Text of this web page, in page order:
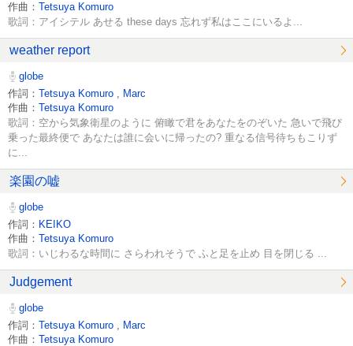
作曲： Tetsuya Komuro
歌詞：アイシテル あせる these days 忘れず私はここにいるよ...
weather report
globe
作詞： Tetsuya Komuro
Marc
作曲： Tetsuya Komuro
歌詞：空から気象衛星のように 俯瞰で君をあなたをのぞいた 急いで飛び
乗った最終便で あなたは誰に会いに帰ったの? 重なる信号待ちもこりず
に...
楽園の嘘
globe
作詞： KEIKO
作曲： Tetsuya Komuro
歌詞：いじわるな時間に さらわれそうで ふと足を止め 目を閉じる ...
Judgement
globe
作詞： Tetsuya Komuro
Marc
作曲： Tetsuya Komuro